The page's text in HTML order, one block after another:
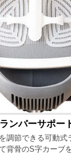
ンバーサポー
調節できる可動式
背骨のS字カーブ